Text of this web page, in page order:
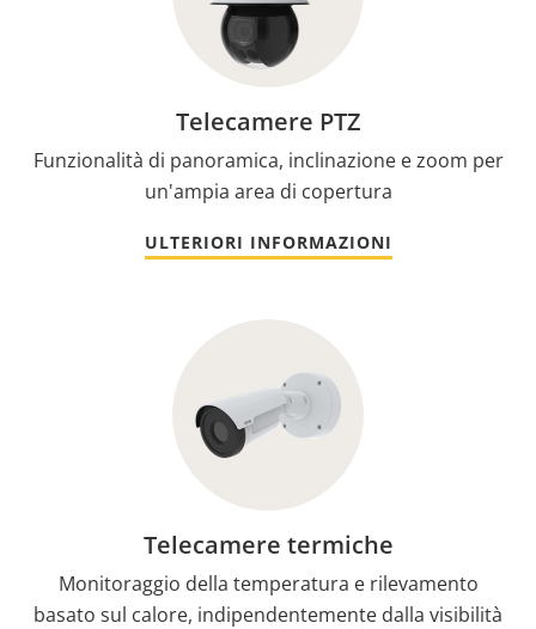
Telecamere PTZ
Funzionalità di panoramica, inclinazione e zoom per
un'ampia area di copertura
ULTERIORI INFORMAZIONI
Telecamere termiche
Monitoraggio della temperatura e rilevamento
basato sul calore, indipendentemente dalla visibilità